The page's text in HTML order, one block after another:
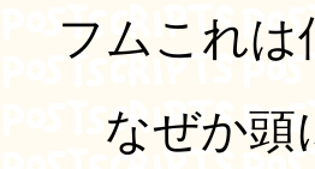
フムこれ
なぜか頭